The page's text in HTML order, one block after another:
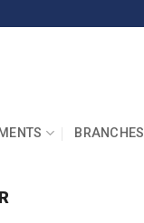
BRANCHES